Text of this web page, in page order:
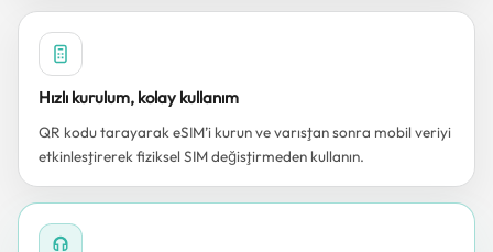
Hızlı kurulum, kolay kullanım
QR kodu tarayarak eSIM’i kurun ve varıştan sonra mobil veriyi
etkinleştirerek fiziksel SIM değiştirmeden kullanın.